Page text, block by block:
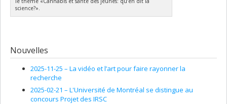
science?».
Nouvelles
2025-11-25 – La vidéo et l’art pour faire rayonner la
recherche
2025-02-21 – L'Université de Montréal se distingue au
concours Projet des IRSC